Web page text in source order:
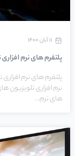
۱۱ آبان ۱۴۰۰
پلتفرم های نرم
پلتفرم های نرم
نرم افزاری
های نرم…